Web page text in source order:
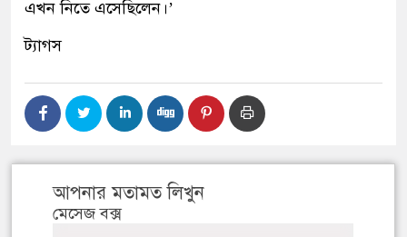
এখন নিতে এসেছিলেন।’
ট্যাগস
আপনার মতামত লিখুন
মেসেজ বক্স